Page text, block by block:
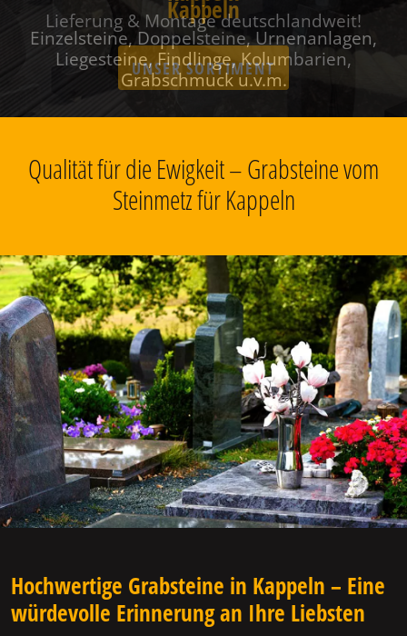
Kappeln
Einzelsteine, Doppelsteine, Urnenanlagen,
Liegesteine, Findlinge, Kolumbarien,
Grabschmuck u.v.m.
Qualität für die Ewigkeit – Grabsteine vom
Steinmetz für Kappeln
Hochwertige Grabsteine in Kappeln – Eine
würdevolle Erinnerung an Ihre Liebsten